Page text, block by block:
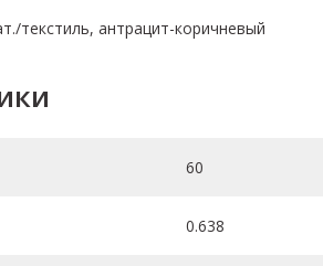
текстиль, антрацит-коричневый
60
0.638